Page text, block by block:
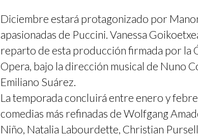
Diciembre estará protagonizado por
apasionadas de Puccini. Vanessa
reparto de esta producción firmada por la
Opera, bajo la dirección musical de Nuno
Emiliano Suárez.
La temporada concluirá entre enero y
comedias más refinadas de Wolfgang
Niño, Natalia Labourdette, Christian